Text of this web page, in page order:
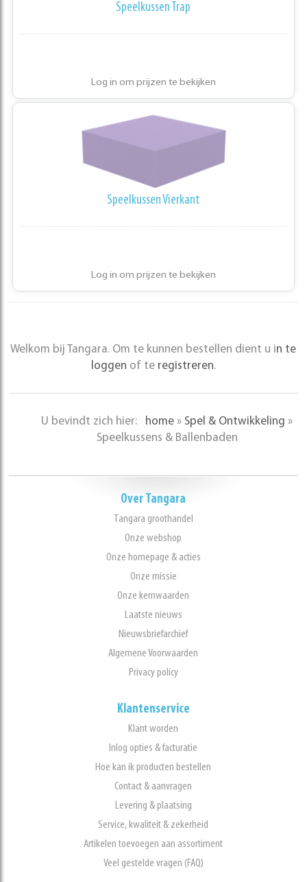
Speelkussen Trap
Log in om prijzen te bekijken
Speelkussen Vierkant
Log in om prijzen te bekijken
Welkom bij Tangara. Om te kunnen bestellen dient u in te
loggen of te registreren.
U bevindt zich hier: home » Spel & Ontwikkeling »
Speelkussens & Ballenbaden
Over Tangara
Tangara groothandel
Onze webshop
Onze homepage & acties
Onze missie
Onze kernwaarden
Laatste nieuws
Nieuwsbriefarchief
Algemene Voorwaarden
Privacy policy
Klantenservice
Klant worden
Inlog opties & facturatie
Hoe kan ik producten bestellen
Contact & aanvragen
Levering & plaatsing
Service, kwaliteit & zekerheid
Artikelen toevoegen aan assortiment
Veel gestelde vragen (FAQ)